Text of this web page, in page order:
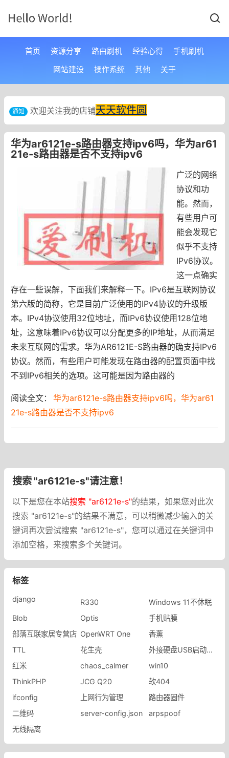
首页 资源分享 路由刷机 经验心得
手机刷机
网站建设
操作系统 其他 关于
通知 欢迎关注我的店铺天天软件圆
华为ar6121e-s路由器支持ipv6吗，华为ar61
21e-s路由器是否不支持ipv6
广泛的网络
协议和功
能。然而，
有些用户可
能会发现它
似乎不支持
IPv6协议。
这一点确实
存在一些误解，下面我们来解释一下。IPv6是互联网协议
第六版的简称，它是目前广泛使用的IPv4协议的升级版
本。IPv4协议使用32位地址，而IPv6协议使用128位地
址，这意味着IPv6协议可以分配更多的IP地址，从而满足
未来互联网的需求。华为AR6121E-S路由器的确支持IPv6
协议。然而，有些用户可能发现在路由器的配置页面中找
不到IPv6相关的选项。这可能是因为路由器的
阅读全文：
华为ar6121e-s路由器支持ipv6吗，华为ar61
21e-s路由器是否不支持ipv6
搜索 "ar6121e-s"请注意！
以下是您在本站搜索 "ar6121e-s"的结果，如果您对此次
搜索 "ar6121e-s"的结果不满意，可以稍微减少输入的关
键词再次尝试搜索 "ar6121e-s"，您可以通过在关键词中
添加空格，来搜索多个关键词。
标签
django R330
Windows 11不休眠
Blob
Optis
手机贴膜
部落互联家居专营店 OpenWRT One
香薰
TTL
花生壳
外接硬盘USB启动失败
红米
chaos_calmer
win10
ThinkPHP
JCG Q20
软404
ifconfig
上网行为管理
路由器固件
二维码
server-config.json
arpspoof
无线隔离